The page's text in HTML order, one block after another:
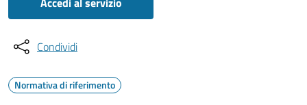
Condividi
Normativa di riferimento